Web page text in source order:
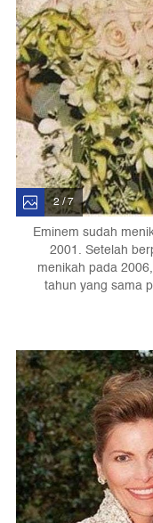
2 / 7
Eminem sudah
2001. Setelah
menikah pada
tahun yang sama